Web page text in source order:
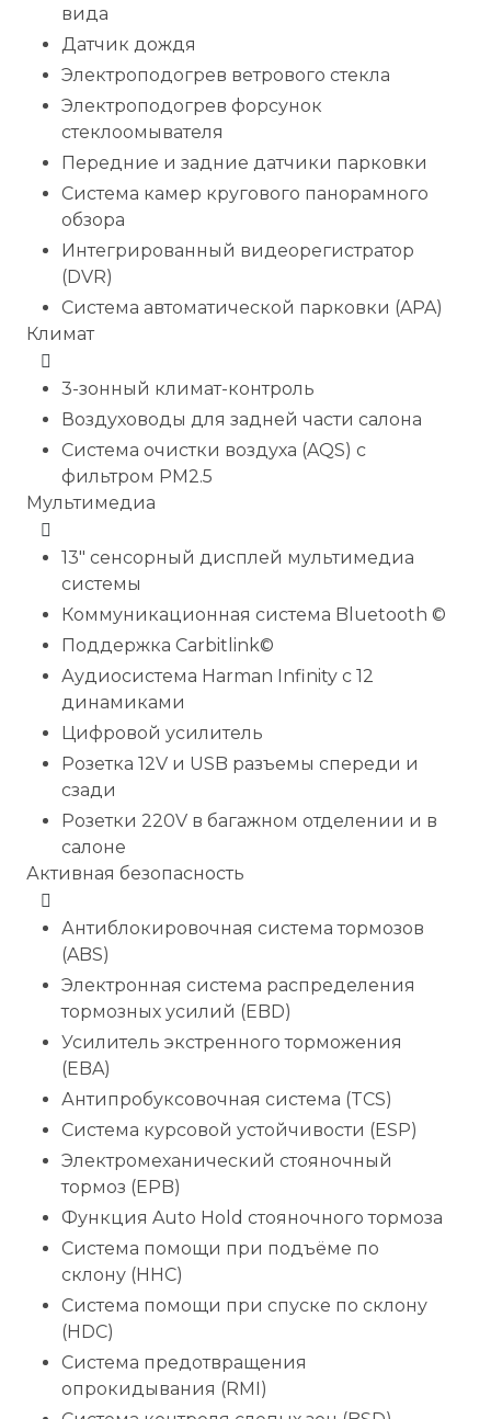
вида
Датчик дождя
Электроподогрев ветрового стекла
Электроподогрев форсунок
стеклоомывателя
Передние и задние датчики парковки
Система камер кругового панорамного
обзора
Интегрированный видеорегистратор
(DVR)
Система автоматической парковки (APA)
Климат
3-зонный климат-контроль
Воздуховоды для задней части салона
Система очистки воздуха (AQS) с
фильтром PM2.5
Мультимедиа
13" сенсорный дисплей мультимедиа
системы
Коммуникационная система Bluetooth ©
Поддержка Carbitlink©
Аудиосистема Harman Infinity с 12
динамиками
Цифровой усилитель
Розетка 12V и USB разъемы спереди и
сзади
Розетки 220V в багажном отделении и в
салоне
Активная безопасность
Антиблокировочная система тормозов
(ABS)
Электронная система распределения
тормозных усилий (EBD)
Усилитель экстренного торможения
(EBA)
Антипробуксовочная система (TCS)
Система курсовой устойчивости (ESP)
Электромеханический стояночный
тормоз (EPB)
Функция Auto Hold стояночного тормоза
Система помощи при подъёме по
склону (HHC)
Система помощи при спуске по склону
(HDC)
Система предотвращения
опрокидывания (RMI)